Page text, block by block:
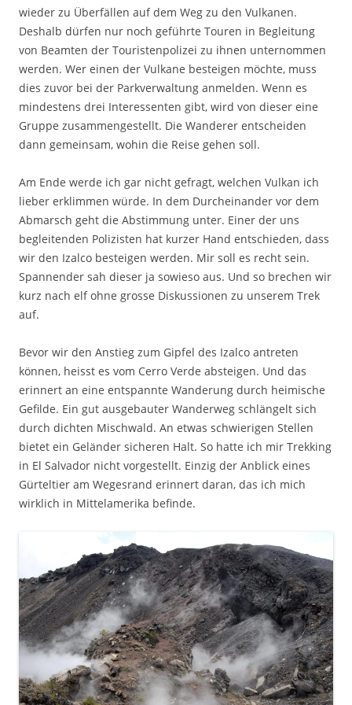
wieder zu Überfällen auf dem Weg zu den Vulkanen.
Deshalb dürfen nur noch geführte Touren in Begleitung
von Beamten der Touristenpolizei zu ihnen unternommen
werden. Wer einen der Vulkane besteigen möchte, muss
dies zuvor bei der Parkverwaltung anmelden. Wenn es
mindestens drei Interessenten gibt, wird von dieser eine
Gruppe zusammengestellt. Die Wanderer entscheiden
dann gemeinsam, wohin die Reise gehen soll.
Am Ende werde ich gar nicht gefragt, welchen Vulkan ich
lieber erklimmen würde. In dem Durcheinander vor dem
Abmarsch geht die Abstimmung unter. Einer der uns
begleitenden Polizisten hat kurzer Hand entschieden, dass
wir den Izalco besteigen werden. Mir soll es recht sein.
Spannender sah dieser ja sowieso aus. Und so brechen wir
kurz nach elf ohne grosse Diskussionen zu unserem Trek
auf.
Bevor wir den Anstieg zum Gipfel des Izalco antreten
können, heisst es vom Cerro Verde absteigen. Und das
erinnert an eine entspannte Wanderung durch heimische
Gefilde. Ein gut ausgebauter Wanderweg schlängelt sich
durch dichten Mischwald. An etwas schwierigen Stellen
bietet ein Geländer sicheren Halt. So hatte ich mir Trekking
in El Salvador nicht vorgestellt. Einzig der Anblick eines
Gürteltier am Wegesrand erinnert daran, das ich mich
wirklich in Mittelamerika befinde.